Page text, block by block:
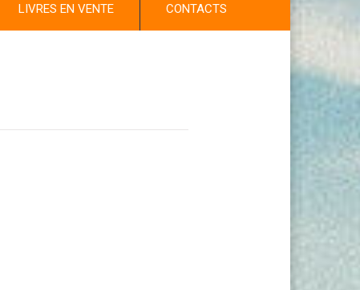
LIVRES EN VENTE CONTACTS